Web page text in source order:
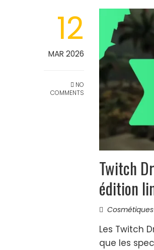
12
MAR 2026
NO
COMMENTS
Twitch
édition
Les Twitch
que les